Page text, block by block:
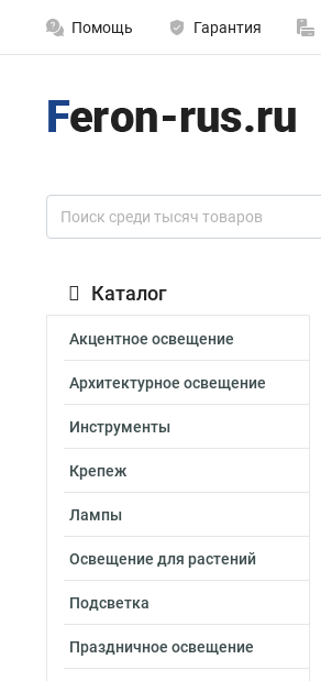
Помощь Гарантия
Каталог
Акцентное освещение
Архитектурное освещение
Инструменты
Крепеж
Лампы
Освещение для растений
Подсветка
Праздничное освещение